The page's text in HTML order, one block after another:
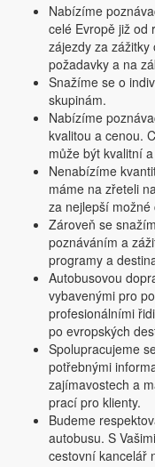
Nabízíme
celé Evropě již od
zájezdy za
požadavky a na
Snažíme se o
skupinám.
Nabízíme
kvalitou a cenou.
může být kvalitní
Nenabízíme
máme na zřeteli
za nejlepší možné
Zároveň se
poznáváním a
programy a
Autobusovou
vybavenými pro
profesionálními
po evropských
Spolupracujeme
potřebnými
zajímavostech a
prací pro klienty.
Budeme
autobusu. S
cestovní kancelář